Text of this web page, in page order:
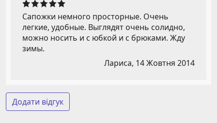
Сапожки немного просторные. Очень
легкие, удобные. Выглядят очень солидно,
можно носить и с юбкой и с брюками. Жду
зимы.
Лариса, 14 Жовтня 2014
Додати відгук